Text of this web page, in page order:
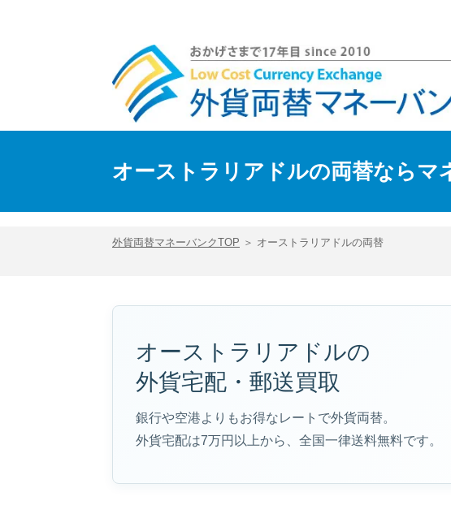
オーストラリアドルの両替ならマ
外貨両替マネーバンクTOP ＞ オーストラリアドルの両替
オーストラリアドルの
外貨宅配・郵送買取
銀行や空港よりもお得なレートで外貨両替。
外貨宅配は7万円以上から、全国一律送料無料です。